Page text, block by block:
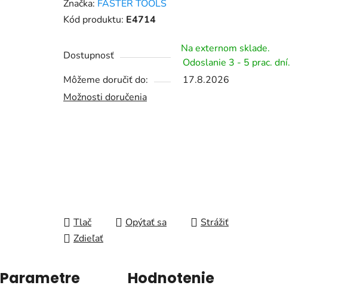
produktu
z
5
hviezdičiek.
Značka: FASTER TOOLS
Kód produktu: E4714
Dostupnosť
Na externom sklade.
Odoslanie 3 - 5 prac. dní.
Môžeme doručiť do:
17.8.2026
Možnosti doručenia
Tlač Opýtať sa
Strážiť
Zdieľať
Parametre
Hodnotenie